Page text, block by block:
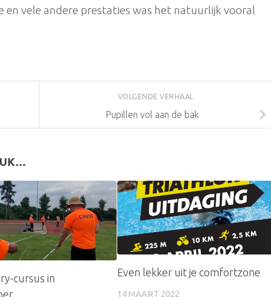
en vele andere prestaties was het natuurlijk vooral
VOLGENDE VERHAAL
Pupillen vol aan de bak
cursus in
Even lekker uit je comfortzone
14 MAART 2022